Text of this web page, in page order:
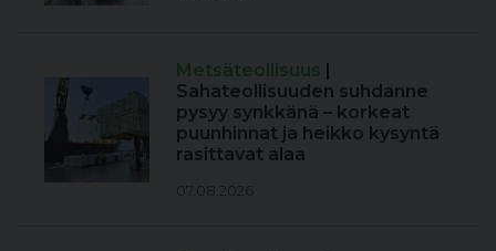
Metsäteollisuus |
Sahateollisuuden suhdanne
pysyy synkkänä – korkeat
puunhinnat ja heikko kysyntä
rasittavat alaa
07.08.2026